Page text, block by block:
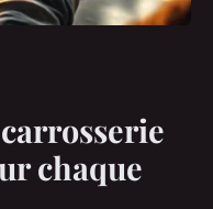
chaque